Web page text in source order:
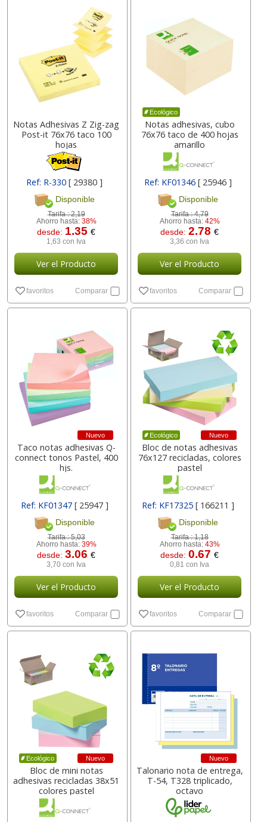
Notas Adhesivas Z Zig-zag
Post-it 76x76 taco 100
hojas
Ref: R-330[ 29380 ]
Disponible
Tarifa :2,19
Ahorro hasta: 38%
desde: 1.35€
1,63 con Iva
Ver el Producto
favoritos Comparar
Ecológico
Notas adhesivas, cubo
76x76 taco de 400 hojas
amarillo
Ref: KF01346 [ 25946 ]
Disponible
Tarifa :4,79
Ahorro hasta: 42%
desde:2.78€
3,36 con Iva
Ver el Producto
favoritos Comparar
Nuevo
Taco notas adhesivas Q-
connect tonos Pastel, 400
hjs.
Ref: KF01347 [ 25947 ]
Disponible
Tarifa :5,03
Ahorro hasta: 39%
desde:3.06€
3,70 con Iva
Ver el Producto
favoritos Comparar
Ecológico Nuevo
Bloc de notas adhesivas
76x127 recicladas, colores
pastel
Ref: KF17325 [ 166211 ]
Disponible
Tarifa :1,18
Ahorro hasta: 43%
desde:0.67€
0,81 con Iva
Ver el Producto
favoritos Comparar
Ecológico Nuevo
Bloc de mini notas
adhesivas recicladas 38x51
colores pastel
Nuevo
Talonario nota de entrega,
T-54, T328 triplicado,
octavo